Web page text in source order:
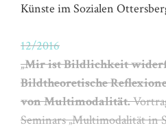
Künste im Sozialen
12/2016
„Mir ist Bildlichkeit
Bildtheoretische
von Multimodalität.
Seminars „Multimodalität in